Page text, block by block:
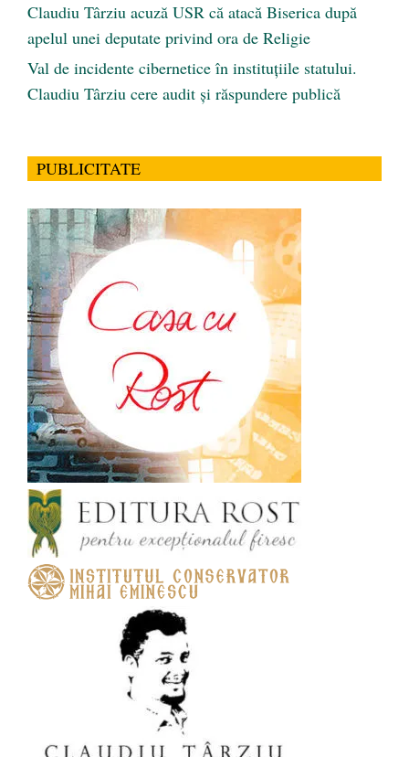
Claudiu Târziu acuză USR că atacă Biserica după
apelul unei deputate privind ora de Religie
Val de incidente cibernetice în instituțiile statului.
Claudiu Târziu cere audit și răspundere publică
PUBLICITATE